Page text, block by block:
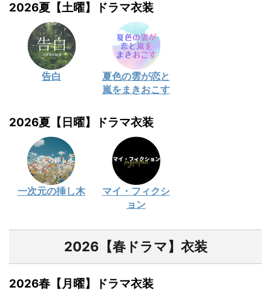
2026夏【土曜】ドラマ衣装
告白
夏色の雲が恋と
嵐をまきおこす
2026夏【日曜】ドラマ衣装
一次元の挿し木
マイ・フィクシ
ョン
2026【春ドラマ】衣装
2026春【月曜】ドラマ衣装